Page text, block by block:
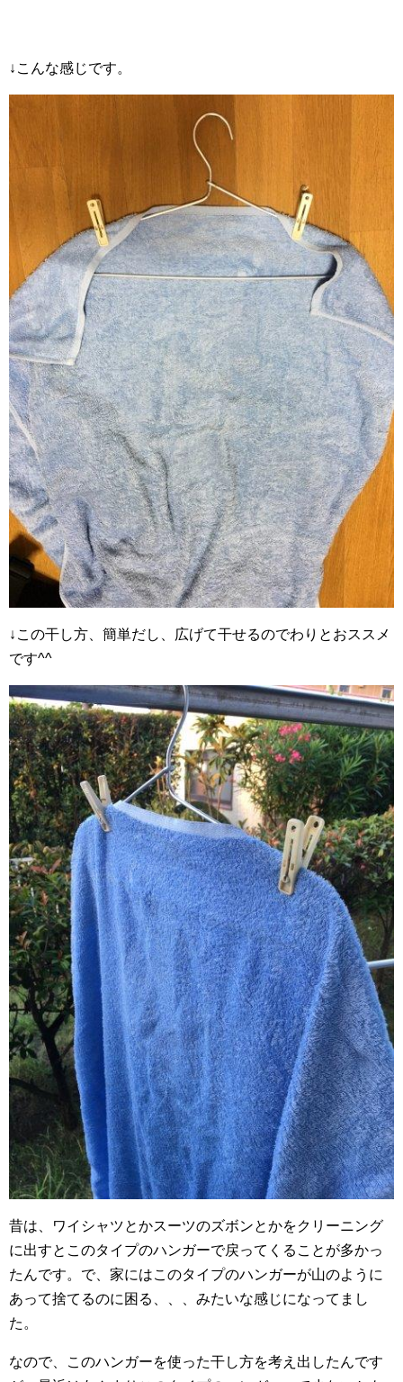
↓こんな感じです。
↓この干し方、簡単だし、広げて干せるのでわりとおススメ
です^^
昔は、ワイシャツとかスーツのズボンとかをクリーニング
に出すとこのタイプのハンガーで戻ってくることが多かっ
たんです。で、家にはこのタイプのハンガーが山のように
あって捨てるのに困る、、、みたいな感じになってまし
た。
なので、このハンガーを使った干し方を考え出したんです